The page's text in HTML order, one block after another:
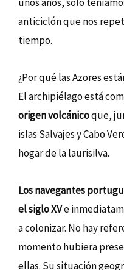
anticiclón que nos
tiempo.
¿Por qué las Azores
El archipiélago está
origen volcánicoque,
islas Salvajes y Cabo
hogar de la laurisilva.
Los navegantes
el siglo XVe
a colonizar. No hay
momento hubiera
ellas. Su situación